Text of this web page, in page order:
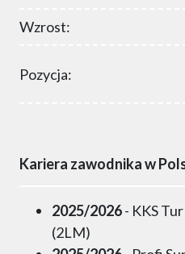
Wzrost:
Pozycja:
Kariera zawodnika w
2025/2026- KKS
(2LM)